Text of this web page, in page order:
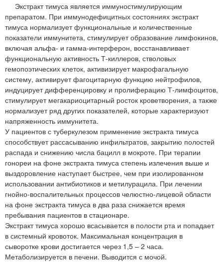
Экстракт тимуса является иммуностимулирующим
препаратом. При иммунодефицитных состояниях экстракт
тимуса нормализует функциональные и количественные
показатели иммунитета, стимулирует образование лимфокинов,
включая альфа- и гамма-интерферон, восстанавливает
функциональную активность Т-киллеров, стволовых
гемопоэтических клеток, активизирует макрофагальную
систему, активирует фагоцитарную функцию нейтрофилов,
индуцирует дифференцировку и пролиферацию Т-лимфоцитов,
стимулирует мегакариоцитарный росток кроветворения, а также
нормализует ряд других показателей, которые характеризуют
напряженность иммунитета.
У пациентов с туберкулезом применение экстракта тимуса
способствует рассасыванию инфильтратов, закрытию полостей
распада и снижению числа бацилл в мокроте. При терапии
гонореи на фоне экстракта тимуса степень излечения выше и
выздоровление наступает быстрее, чем при изолированном
использовании антибиотиков и метилурацила. При лечении
гнойно-воспалительных процессов челюстно-лицевой области
на фоне экстракта тимуса в два раза снижается время
пребывания пациентов в стационаре.
Экстракт тимуса хорошо всасывается в полости рта и попадает
в системный кровоток. Максимальная концентрация в
сыворотке крови достигается через 1,5 – 2 часа.
Метаболизируется в печени. Выводится с мочой.